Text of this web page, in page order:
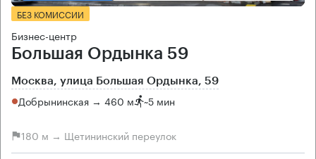
БЕЗ КОМИССИИ
Бизнес-центр
Большая Ордынка 59
Москва, улица Большая Ордынка, 59
Добрынинская → 460 м ~5 мин
180 м → Щетининский переулок